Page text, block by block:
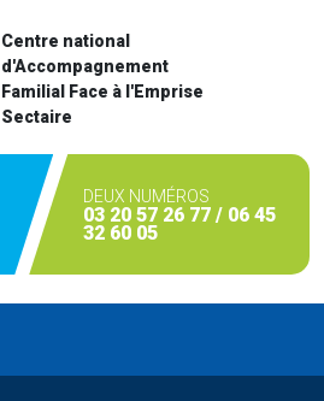
Centre national
d'Accompagnement
Familial Face à l'Emprise
Sectaire
DEUX NUMÉROS
03 20 57 26 77 / 06 45
32 60 05